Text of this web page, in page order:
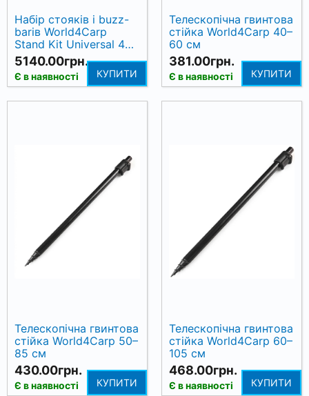
Набір стояків і buzz-
barів World4Carp
Stand Kit Universal 4
для 4 вудилищ
5140.00грн.
Є в наявності КУПИТИ
Телескопічна гвинтова
стійка World4Carp 40–
60 см
381.00грн.
Є в наявності КУПИТИ
Телескопічна гвинтова
стійка World4Carp 50–
85 см
430.00грн.
Є в наявності КУПИТИ
Телескопічна гвинтова
стійка World4Carp 60–
105 см
468.00грн.
Є в наявності КУПИТИ